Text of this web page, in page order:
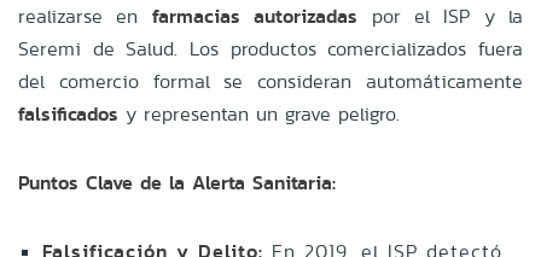
realizarse en farmacias autorizadas por el ISP y la
Seremi de Salud. Los productos comercializados fuera
del comercio formal se consideran automáticamente
falsificados y representan un grave peligro.
Puntos Clave de la Alerta Sanitaria:
Falsificación y Delito: En 2019, el ISP detectó